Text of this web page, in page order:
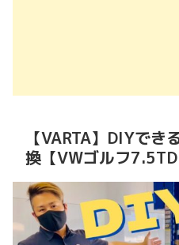
【VARTA】DIYでき
換【VWゴルフ7.5TDI